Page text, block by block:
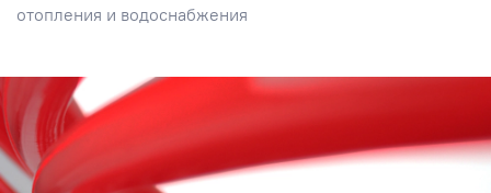
отопления и водоснабжения